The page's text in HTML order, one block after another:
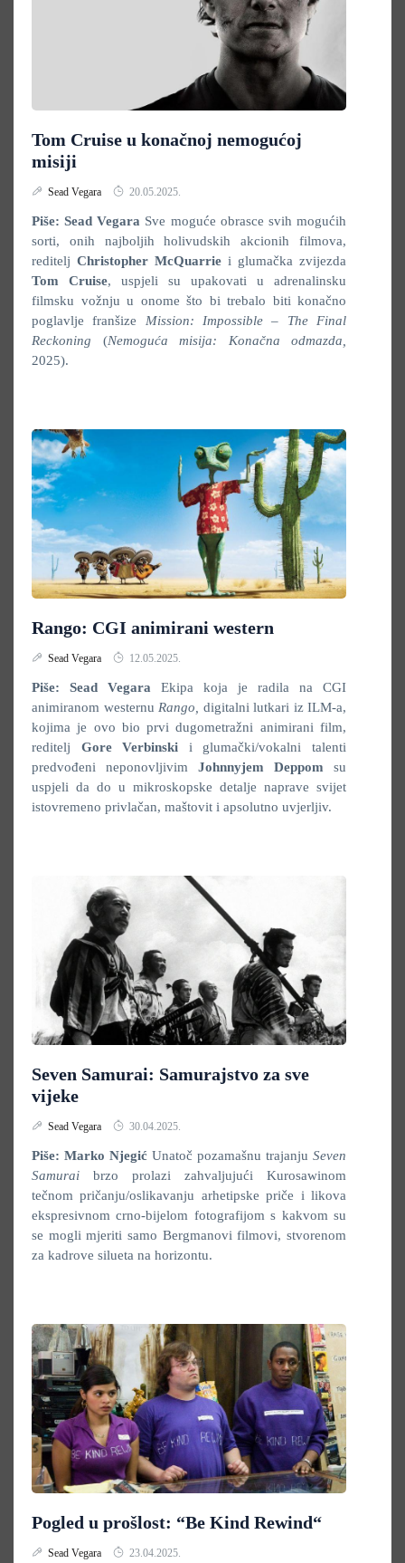
Tom Cruise u konačnoj nemogućoj
misiji
Sead Vegara 20.05.2025.
Piše: Sead Vegara Sve moguće obrasce svih mogućih
sorti, onih najboljih holivudskih akcionih filmova,
reditelj Christopher McQuarrie i glumačka zvijezda
Tom Cruise, uspjeli su upakovati u adrenalinsku
filmsku vožnju u onome što bi trebalo biti konačno
poglavlje franšize Mission: Impossible – The Final
Reckoning (Nemoguća misija: Konačna odmazda,
2025).
Rango: CGI animirani western
Sead Vegara 12.05.2025.
Piše: Sead Vegara Ekipa koja je radila na CGI
animiranom westernu Rango, digitalni lutkari iz ILM-a,
kojima je ovo bio prvi dugometražni animirani film,
reditelj Gore Verbinski i glumački/vokalni talenti
predvođeni neponovljivim Johnnyjem Deppom su
uspjeli da do u mikroskopske detalje naprave svijet
istovremeno privlačan, maštovit i apsolutno uvjerljiv.
Seven Samurai: Samurajstvo za sve
vijeke
Sead Vegara 30.04.2025.
Piše: Marko Njegić Unatoč pozamašnu trajanju Seven
Samurai brzo prolazi zahvaljujući Kurosawinom
tečnom pričanju/oslikavanju arhetipske priče i likova
ekspresivnom crno-bijelom fotografijom s kakvom su
se mogli mjeriti samo Bergmanovi filmovi, stvorenom
za kadrove silueta na horizontu.
Pogled u prošlost: “Be Kind Rewind“
Sead Vegara 23.04.2025.